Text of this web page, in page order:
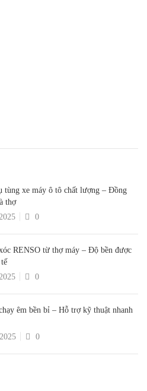
tùng xe máy ô tô chất lượng – Đồng
thợ
0
RENSO từ thợ máy – Độ bền được
0
êm bền bỉ – Hỗ trợ kỹ thuật nhanh
0